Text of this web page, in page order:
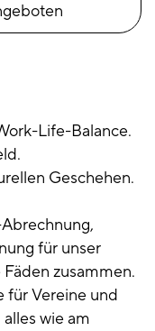
Life-Balance.
Geschehen.
für unser
zusammen.
für Vereine und
wie am